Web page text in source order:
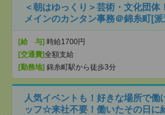
＜朝はゆっくり＞芸術・文化団体
メインのカンタン事務＠錦糸町[派
[給 与] 時給1700円
[交通費]全額支給
[勤務地] 錦糸町駅から徒歩3分
人気イベントも！好きな場所で働
ッフ☆来社不要！働いたその日に